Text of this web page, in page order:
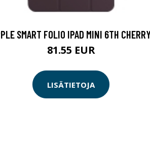
SMART FOLIO IPAD MINI 6TH
81.55 EUR
LISÄTIETOJA